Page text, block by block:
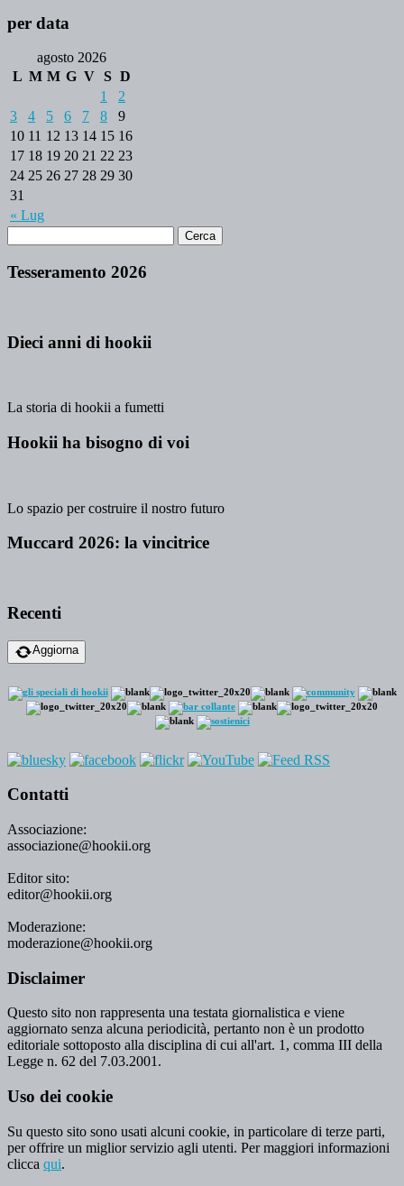
per data
agosto 2026
L M M G V S D
« Lug
1
2
3
4 5 6 7 8
9
10 11 12 13 14 15 16
17 18 19 20 21 22 23
24 25 26 27 28 29 30
31
Tesseramento 2026
Dieci anni di hookii
La storia di hookii a fumetti
Hookii ha bisogno di voi
Lo spazio per costruire il nostro futuro
Muccard 2026: la vincitrice
Recenti
Aggiorna
Contatti
Associazione:
associazione@hookii.org
Editor sito:
editor@hookii.org
Moderazione:
moderazione@hookii.org
Disclaimer
Questo sito non rappresenta una testata giornalistica e viene
aggiornato senza alcuna periodicità, pertanto non è un prodotto
editoriale sottoposto alla disciplina di cui all'art. 1, comma III della
Legge n. 62 del 7.03.2001.
Uso dei cookie
Su questo sito sono usati alcuni cookie, in particolare di terze parti,
per offrire un miglior servizio agli utenti. Per maggiori informazioni
clicca qui.